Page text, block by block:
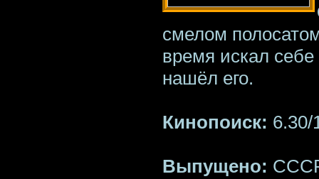
смелом
время искал себе
нашёл его.
Кинопоиск: 6.30/
Выпущено: